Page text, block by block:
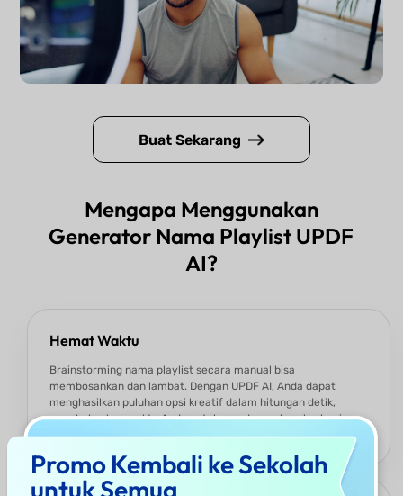
Buat Sekarang
Mengapa Menggunakan
Generator Nama Playlist UPDF
AI?
Hemat Waktu
Brainstorming nama playlist secara manual bisa
membosankan dan lambat. Dengan UPDF AI, Anda dapat
menghasilkan puluhan opsi kreatif dalam hitungan detik,
membebaskan waktu Anda untuk mendengarkan, berbagi,
atau membuat lebih banyak playlist.
Promo Kembali ke Sekolah
untuk Semua